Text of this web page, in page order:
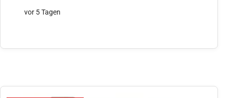
vor 5 Tagen